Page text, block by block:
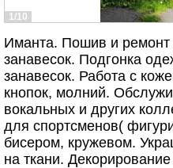
1/10
Иманта. Пошив и
занавесок. Подгонка
занавесок. Работа с
кнопок, молний.
вокальных и других
для спортсменов(
бисером, кружевом.
на ткани.